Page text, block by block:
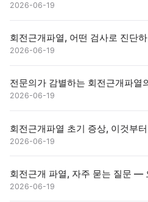
2026-06-19
회전근개파열, 어떤 검사로 진단
2026-06-19
전문의가 감별하는 회전근개파열
2026-06-19
회전근개파열 초기 증상, 이것부
2026-06-19
회전근개 파열, 자주 묻는 질문 —
2026-06-19